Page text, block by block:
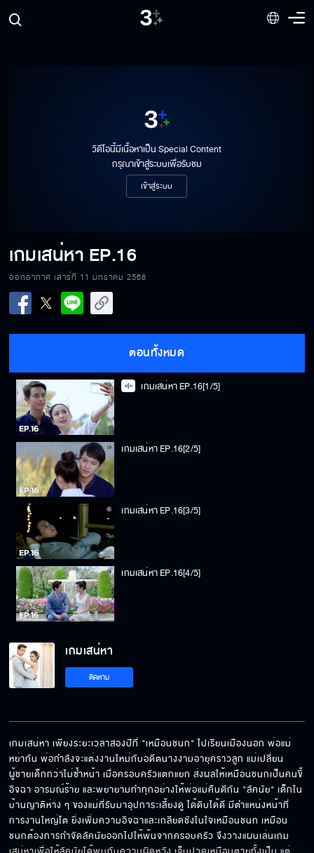
วิดีโอนี้มีเนื้อหาเป็น Special Content
กรุณาเข้าสู่ระบบเพื่อรับชม
เข้าสู่ระบบ
เกมเสน่หา EP.16
ออกอากาศ เสาร์ที่ 11 มกราคม 2568
ตอนทั้งหมด
เกมเสน่หา EP.16[1/5]
เกมเสน่หา EP.16[2/5]
เกมเสน่หา EP.16[3/5]
เกมเสน่หา EP.16[4/5]
เกมเสน่หา
ติดตาม
เกมเสน่หา เพียงระยะเวลาสองปีที่ "เหมือนชนก" ไปเรียนเมืองนอก พ่อแม่
หย่ากัน พ่อกำลังจะแต่งงานใหม่กับอดีตนางงามอายุคราวลูก แม่เปลี่ยน
ผู้ชายเด็กกว่าไม่ซ้ำหน้า เมื่อครอบครัวแตกแยก ส่งผลให้เหมือนชนกเป็นคนขี้
อิจฉา อารมณ์ร้าย และพยายามทำทุกอย่างให้พ่อแม่คืนดีกัน "ลัคนัย" เด็กใน
บ้านญาติห่าง ๆ ของแม่ที่รับมาอุปการะเลี้ยงดู ได้ดิบได้ดี มีตำแหน่งหน้าที่
การงานใหญ่โต ยิ่งเพิ่มความอิจฉาและเกลียดชังในใจเหมือนชนก เหมือน
ชนกต้องการกำจัดลัคนัยออกไปให้พ้นจากครอบครัว จึงวางแผนเล่นเกม